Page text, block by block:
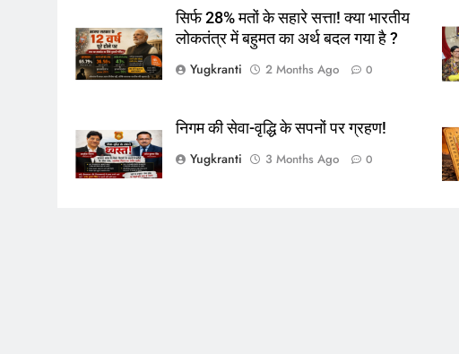
सिर्फ 28% मतों के सहारे सत्ता! क्या भारतीय
लोकतंत्र में बहुमत का अर्थ बदल गया है ?
Yugkranti
2 Months Ago 0
निगम की सेवा-वृद्धि के सपनों पर ग्रहण!
Yugkranti
3 Months Ago 0